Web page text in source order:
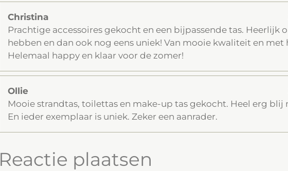
Christina
Prachtige accessoires gekocht en een bijpassende tas. Heerlijk
hebben en dan ook nog eens uniek! Van mooie kwaliteit en met
Helemaal happy en klaar voor de zomer!
Ollie
Mooie strandtas, toilettas en make-up tas gekocht. Heel erg blij
En ieder exemplaar is uniek. Zeker een aanrader.
Reactie plaatsen